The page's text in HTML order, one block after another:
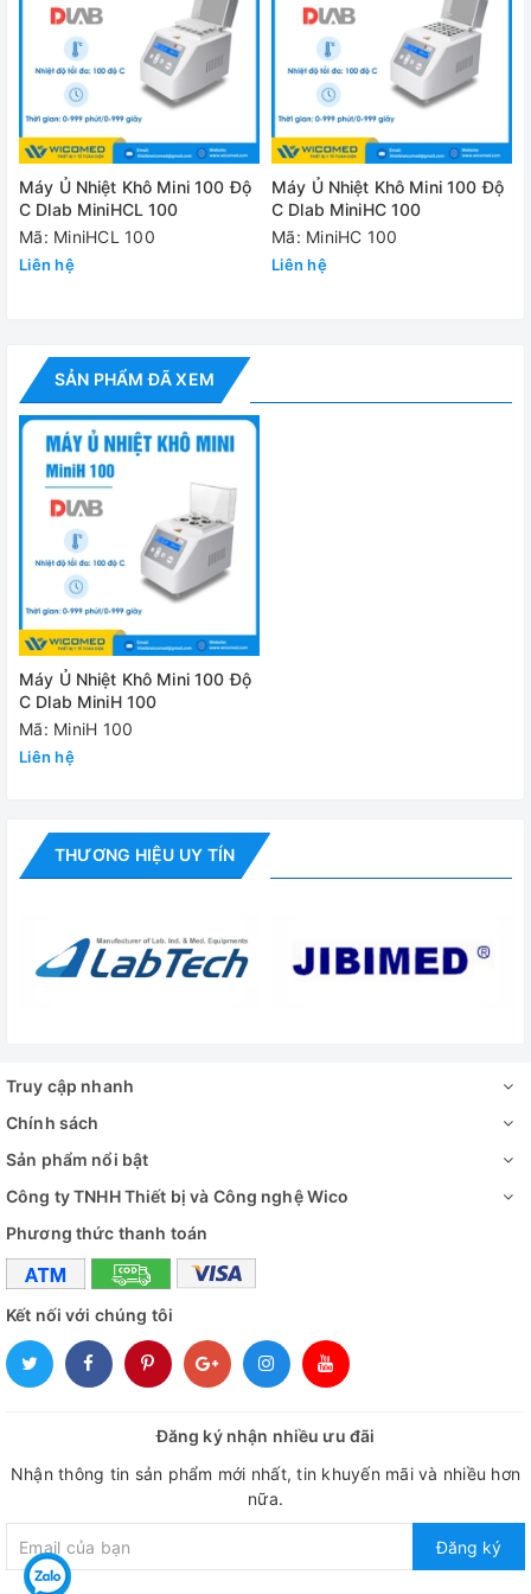
Bộ nhớ chương trình
Tự hiệu chuẩn nhiệt độ
Giao diện USB
Hiển thị mã lỗi
Bảo vệ quá nhiệt
Kích thước (WxDxH)
Trọng lượng
Nhiệt độ môi trường cho phép
Độ ẩm môi trường cho phép
Cung cấp bao gồm:
✅ Máy chính
✅ Bộ phụ kiện tiêu chuẩn
✅ Hướng dẫn sử dụng
Đánh giá
Máy Ủ Nhiệt Khô Mini 100 Độ
C Dlab MiniHCL 100
Mã: MiniHCL 100
Liên hệ
Máy Ủ Nhiệt Khô Mini 100 Độ
C Dlab MiniHC 100
Mã: MiniHC 100
Liên hệ
SẢN PHẨM ĐÃ XEM
Máy Ủ Nhiệt Khô Mini 100 Độ
C Dlab MiniH 100
Mã: MiniH 100
Liên hệ
THƯƠNG HIỆU UY TÍN
Truy cập nhanh
Chính sách
Sản phẩm nổi bật
Công ty TNHH Thiết bị và Công nghệ Wico
Phương thức thanh toán
Kết nối với chúng tôi
Đăng ký nhận nhiều ưu đãi
Nhận thông tin sản phẩm mới nhất, tin khuyến mãi và nhiều hơn
nữa.
Đăng ký